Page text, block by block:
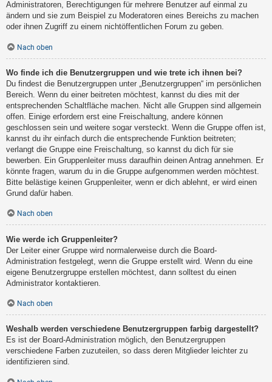
Administratoren, Berechtigungen für mehrere Benutzer auf einmal zu
ändern und sie zum Beispiel zu Moderatoren eines Bereichs zu machen
oder ihnen Zugriff zu einem nichtöffentlichen Forum zu geben.
Nach oben
Wo finde ich die Benutzergruppen und wie trete ich ihnen bei?
Du findest die Benutzergruppen unter „Benutzergruppen“ im persönlichen
Bereich. Wenn du einer beitreten möchtest, kannst du dies mit der
entsprechenden Schaltfläche machen. Nicht alle Gruppen sind allgemein
offen. Einige erfordern erst eine Freischaltung, andere können
geschlossen sein und weitere sogar versteckt. Wenn die Gruppe offen ist,
kannst du ihr einfach durch die entsprechende Funktion beitreten;
verlangt die Gruppe eine Freischaltung, so kannst du dich für sie
bewerben. Ein Gruppenleiter muss daraufhin deinen Antrag annehmen. Er
könnte fragen, warum du in die Gruppe aufgenommen werden möchtest.
Bitte belästige keinen Gruppenleiter, wenn er dich ablehnt, er wird einen
Grund dafür haben.
Nach oben
Wie werde ich Gruppenleiter?
Der Leiter einer Gruppe wird normalerweise durch die Board-
Administration festgelegt, wenn die Gruppe erstellt wird. Wenn du eine
eigene Benutzergruppe erstellen möchtest, dann solltest du einen
Administrator kontaktieren.
Nach oben
Weshalb werden verschiedene Benutzergruppen farbig dargestellt?
Es ist der Board-Administration möglich, den Benutzergruppen
verschiedene Farben zuzuteilen, so dass deren Mitglieder leichter zu
identifizieren sind.